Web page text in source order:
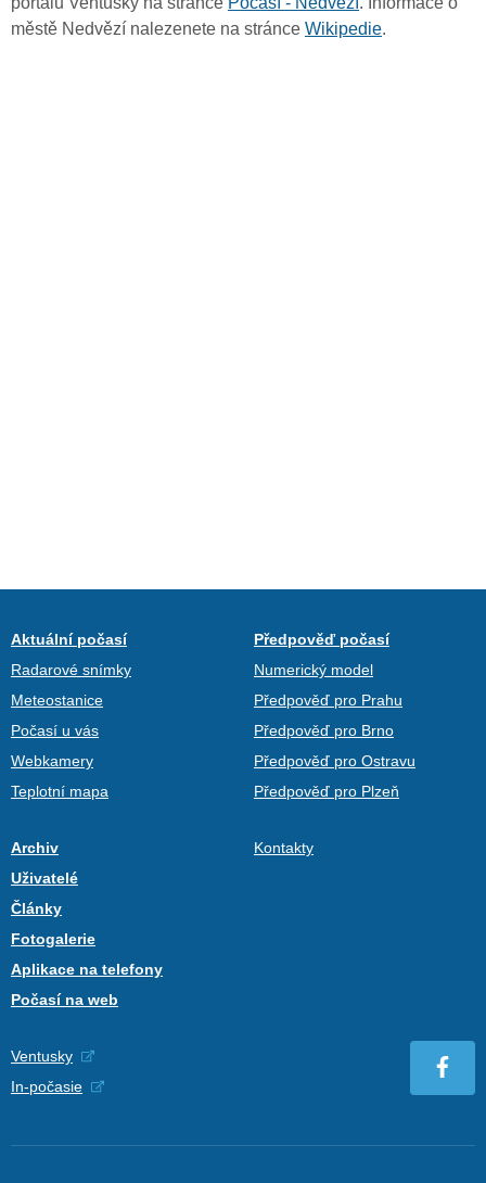
městě Nedvězí nalezenete na stránce Wikipedie.
Aktuální počasí
Radarové snímky
Meteostanice
Počasí u vás
Webkamery
Teplotní mapa
Předpověď počasí
Numerický model
Předpověď pro Prahu
Předpověď pro Brno
Předpověď pro Ostravu
Předpověď pro Plzeň
Archiv
Uživatelé
Články
Fotogalerie
Aplikace na telefony
Počasí na web
Kontakty
Ventusky
In-počasie